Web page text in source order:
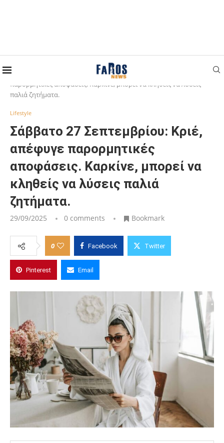
Home
Σάββατο 27 Σεπτεμβρίου: Κριέ, απέφυγε
παρορμητικές αποφάσεις. Καρκίνε, μπορεί να κληθείς να λύσεις
παλιά ζητήματα.
Lifestyle
Σάββατο 27 Σεπτεμβρίου: Κριέ,
απέφυγε παρορμητικές
αποφάσεις. Καρκίνε, μπορεί να
κληθείς να λύσεις παλιά
ζητήματα.
29/09/2025 0 comments Bookmark
0 Facebook Twitter
Pinterest Email